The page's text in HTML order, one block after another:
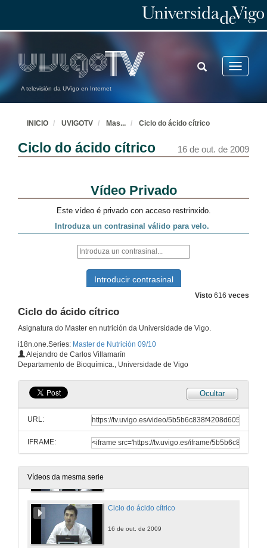
A televisión da UVigo en Internet
Toggle
TOGGLE
SEARCH
INICIO UVIGOTV Mas... Ciclo do ácido cítrico
Ciclo do ácido cítrico 16 de out. de 2009
Visto 616 veces
Ciclo do ácido cítrico
Asignatura do Master en nutrición da Universidade de Vigo.
i18n.one.Series: Master de Nutrición 09/10
Alejandro de Carlos Villamarín
Departamento de Bioquímica., Universidade de Vigo
Ocultar
URL:
IFRAME:
Vídeos da mesma serie
Eixo hipotalámico-hipofisario adrenal
15 de out. de 2009
16 de out. de 2009
Glucólisis e catabolismo das hexosas
Ciclo do ácido cítrico
16 de out. de 2009